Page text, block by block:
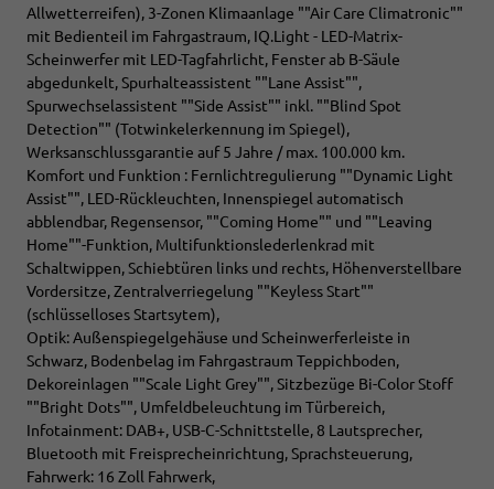
Allwetterreifen), 3-Zonen Klimaanlage ""Air Care Climatronic""
mit Bedienteil im Fahrgastraum, IQ.Light - LED-Matrix-
Scheinwerfer mit LED-Tagfahrlicht, Fenster ab B-Säule
abgedunkelt, Spurhalteassistent ""Lane Assist"",
Spurwechselassistent ""Side Assist"" inkl. ""Blind Spot
Detection"" (Totwinkelerkennung im Spiegel),
Werksanschlussgarantie auf 5 Jahre / max. 100.000 km.
Komfort und Funktion : Fernlichtregulierung ""Dynamic Light
Assist"", LED-Rückleuchten, Innenspiegel automatisch
abblendbar, Regensensor, ""Coming Home"" und ""Leaving
Home""-Funktion, Multifunktionslederlenkrad mit
Schaltwippen, Schiebtüren links und rechts, Höhenverstellbare
Vordersitze, Zentralverriegelung ""Keyless Start""
(schlüsselloses Startsytem),
Optik: Außenspiegelgehäuse und Scheinwerferleiste in
Schwarz, Bodenbelag im Fahrgastraum Teppichboden,
Dekoreinlagen ""Scale Light Grey"", Sitzbezüge Bi-Color Stoff
""Bright Dots"", Umfeldbeleuchtung im Türbereich,
Infotainment: DAB+, USB-C-Schnittstelle, 8 Lautsprecher,
Bluetooth mit Freisprecheinrichtung, Sprachsteuerung,
Fahrwerk: 16 Zoll Fahrwerk,